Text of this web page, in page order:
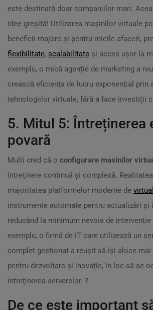
este destinată doar companiilor mari.
idee greșită! Utilizarea mașinilor virtuale
beneficii majore și pentru micile afaceri,
flexibilitate, scalabilitate și acces ușor la
exemplu, o mică agenție de marketing a
crească eficiența de lucru exponențial prin
tehnologiilor virtuale, fără a face investiții
5. Mitul 5: Întreținerea
povară
Multi cred că o configurare masinilor
întreținere continuă și complexă.
majoritatea platformelor moderne de
instrumente automate pentru actualizări și
reducând la minimum nevoia de intervenție
exemplu, o firmă de IT care utilizează un
complet gestionat a reușit să își aloce
pentru dezvoltare și inovație, în loc să se
întreținerea serverelor. ?
De ce este important